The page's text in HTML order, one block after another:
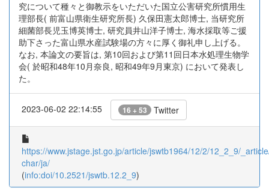
究について種々と御教示をいただいた国立公害研究所慣用生
理部長( 前富山県衛生研究所長) 久保田憲太郎博士, 当研究所
細菌部長児玉博英博士, 研究員井山洋子博士, 海水採取等ご援
助下さった富山県水産試験場の方々に厚く御礼申し上げる。
なお, 本論文の要旨は, 第10回および第11回日本水処理生物学
会( 於昭和48年10月奈良, 昭和49年9月東京) において発表し
た。
2023-06-02 22:14:55 16 + 53 Twitter
https://www.jstage.jst.go.jp/article/jswtb1964/12/2/12_2_9/
char/ja/
(info:doi/10.2521/jswtb.12.2_9)